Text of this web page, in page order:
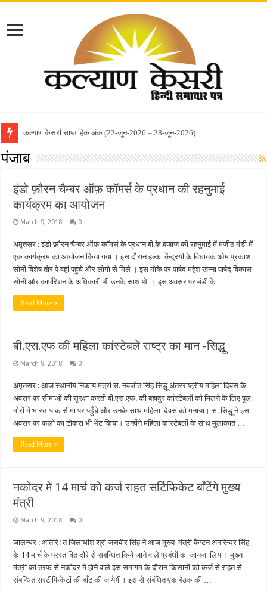
कल्याण केसरी साप्ताहिक अंक (22-जून-2026 – 28-जून-2026)
पंजाब
इंडो फ़ौरन चैम्बर ऑफ़ कॉमर्स के प्रधान की रहनुमाई
कार्यक्रम का आयोजन
March 9, 2018 0
अमृतसर : इंडो फ़ौरन चैम्बर ऑफ़ कॉमर्स के प्रधान बी.के.बजाज की रहनुमाई में मजीठ मंडी में
एक कार्यक्रम का आयोजन किया गया । इस दौरान हल्का केंद्रयी के विधायक ओम प्रकाश
सोनी विशेष तोर पे वहां पहुंचे और लोगो से मिले । इस मोके पर पार्षद महेश खन्ना पार्षद विकास
सोनी और कार्पोरेशन के अधिकारी भी उनके साथ थे । इस अवसर पर मंडी के …
Read More »
बी.एस.एफ की महिला कांस्टेबलें राष्ट्र का मान -सिद्धू
March 9, 2018 0
अमृतसर : आज स्थानीय निकाय मंत्री स. नवजोत सिंह सिद्धू अंतरराष्ट्रीय महिला दिवस के
अवसर पर सीमाओं की सुरक्षा करती बी.एस.एफ. की बहादुर कांस्टेबलों को मिलने के लिए पुल
मोरों में भारत-पाक सीमा पर पहुँचे और उनके साथ महिला दिवस को मनाया। स. सिद्धू ने इस
अवसर पर फलों का टोकरा भी भेंट किया। उन्होंने महिला कांस्टेबलों के साथ मुलाकात …
Read More »
नकोदर में 14 मार्च को कर्ज राहत सर्टिफिकेट बाँटेंगे मुख्य
मंत्री
March 9, 2018 0
जालन्धर : अतिरि1त जिलाधीश श्री जसबीर सिंह ने आज मुख्य मंत्री कैप्टन अमरिन्दर सिंह
के 14 मार्च के प्रस्तावित दौरे से सबन्धित किये जाने वाले प्रबंधों का जायजा लिया। मुख्य
मंत्री की तरफ से नकोदर में होने वाले इस समागम के दौरान किसानों को कर्ज से राहत से
संबन्धित सरटीफिकेटों की बाँट की जायेगी। इस से संबंधित एक बैठक की …